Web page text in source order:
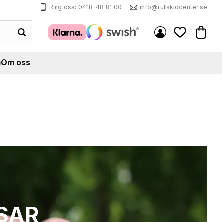
Ring oss: 0418-48 81 00 info@rullskidcenter.se
Om oss